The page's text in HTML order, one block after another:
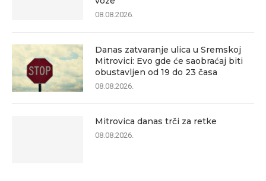
08.08.2026.
Danas zatvaranje ulica u Sremskoj
Mitrovici: Evo gde će saobraćaj biti
obustavljen od 19 do 23 časa
08.08.2026.
Mitrovica danas trči za retke
08.08.2026.